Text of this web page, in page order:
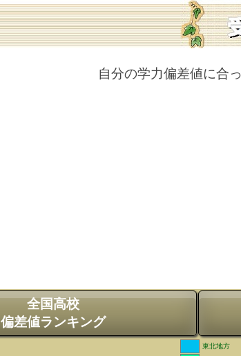
自分の学力偏差値に合
全国高校
偏差値ランキング
東北地方